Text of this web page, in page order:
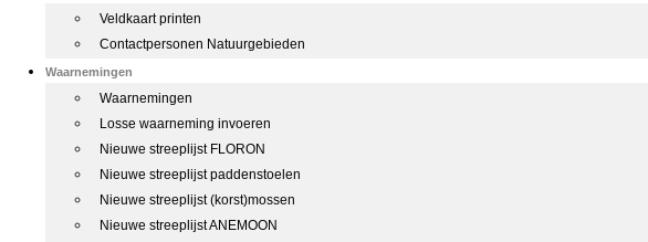
Veldkaart printen
Contactpersonen Natuurgebieden
Waarnemingen
Waarnemingen
Losse waarneming invoeren
Nieuwe streeplijst FLORON
Nieuwe streeplijst paddenstoelen
Nieuwe streeplijst (korst)mossen
Nieuwe streeplijst ANEMOON